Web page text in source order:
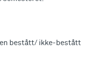
bestått/ ikke-bestått